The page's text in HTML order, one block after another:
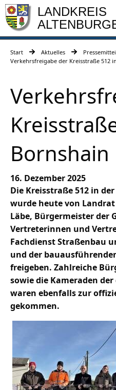
LANDKREIS
Start Aktuelles
Verkehrsfreigabe der Kreisstraße 512
Bornshain
16. Dezember 2025
Die Kreisstraße 512 in
wurde heute von
Läbe, Bürgermeister der
Vertreterinnen und
Fachdienst Straßenbau
und der
freigeben. Zahlreiche
sowie die Kameraden
waren ebenfalls zur
gekommen.